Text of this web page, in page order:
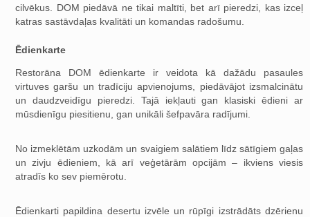
cilvēkus. DOM piedāvā ne tikai maltīti, bet arī pieredzi, kas izceļ
katras sastāvdaļas kvalitāti un komandas radošumu.
Ēdienkarte
Restorāna DOM ēdienkarte ir veidota kā dažādu pasaules
virtuves garšu un tradīciju apvienojums, piedāvājot izsmalcinātu
un daudzveidīgu pieredzi. Tajā iekļauti gan klasiski ēdieni ar
mūsdienīgu piesitienu, gan unikāli šefpavāra radījumi.
No izmeklētām uzkodām un svaigiem salātiem līdz sātīgiem gaļas
un zivju ēdieniem, kā arī veģetārām opcijām – ikviens viesis
atradīs ko sev piemērotu.
Ēdienkarti papildina desertu izvēle un rūpīgi izstrādāts dzērienu